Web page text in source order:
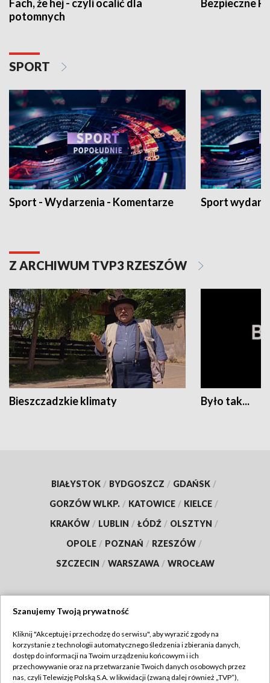
Fach, że hej - czyli ocalić dla
potomnych
Bezpieczne
SPORT
Sport - Wydarzenia - Komentarze Sport
Z ARCHIWUM TVP3 RZESZÓW
Bieszczadzkie klimaty Było tak...
BIAŁYSTOK / BYDGOSZCZ / GDAŃSK /
GORZÓW WLKP. / KATOWICE / KIELCE /
KRAKÓW / LUBLIN / ŁÓDŹ / OLSZTYN /
OPOLE / POZNAŃ / RZESZÓW /
SZCZECIN / WARSZAWA / WROCŁAW
TVP
Abonament TVP
Regulamin TVP
Szanujemy Twoją prywatność
Kliknij "Akceptuję i przechodzę do serwisu", aby wyrazić zgody na
korzystanie z technologii automatycznego śledzenia i zbierania danych,
dostęp do informacji na Twoim urządzeniu końcowym i ich
przechowywanie oraz na przetwarzanie Twoich danych osobowych przez
nas, czyli Telewizję Polską S.A. w likwidacji (zwaną dalej również „TVP”),